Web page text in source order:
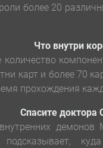
более 20
Что внутри
карт и более 70
прохождения
Спасите доктора
подсказывает,